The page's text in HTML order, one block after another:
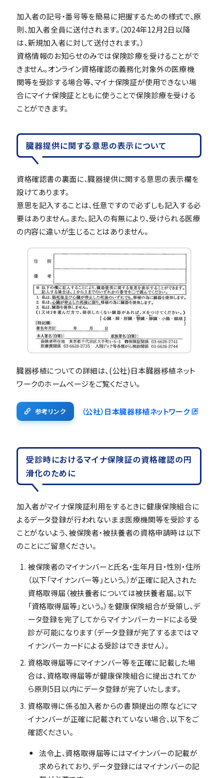
加入者の記号・番号等を簡易に把握するための様式で、原
則、加入者全員に送付されます。（2024年12月2日以降
は、新規加入者に対して送付されます。）
資格情報のお知らせのみでは保険診療を受けることがで
きません。オンライン資格確認の義務化対象外の医療機
関等を受診する場合等、マイナ保険証が使用できない場
合にマイナ保険証とともに使うことで保険診療を受ける
ことができます。
臓器提供に関する意思の表示について
資格確認書の裏面に、臓器提供に関する意思の表示欄を
設けてあります。
意思を記入することは、任意ですので必ずしも記入する必
要はありません。また、記入の有無により、受けられる医療
の内容に違いが生じることはありません。
臓器移植についての詳細は、(公社)日本臓器移植ネット
ワークのホームページをご覧ください。
参考リンク （公社）日本臓器移植ネットワーク
受診時におけるマイナ保険証の資格確認の円
滑化のために
加入者がマイナ保険証利用をするときに健康保険組合に
よるデータ登録が行われないまま医療機関等を受診する
ことがないよう、被保険者・被扶養者の資格申請時は以下
のことにご留意ください。
被保険者のマイナンバーと氏名・生年月日・性別・住所
（以下「マイナンバー等」という。）が正確に記入された
資格取得届（被扶養者については被扶養者届。以下
「資格取得届等」という。）を健康保険組合が受領し、デ
ータ登録を完了してからマイナンバーカードによる受
診が可能になります（データ登録が完了するまではマ
イナンバーカードによる受診はできません）。
資格取得届等にマイナンバー等を正確に記載した場
合は、資格取得届等が健康保険組合に提出されてか
ら原則5日以内にデータ登録が完了いたします。
資格取得に係る加入者からの書類提出の際などにマ
イナンバーが正確に記載されていない場合、以下をご
確認ください。
法令上、資格取得届等にはマイナンバーの記載が
求められており、データ登録にはマイナンバーの記